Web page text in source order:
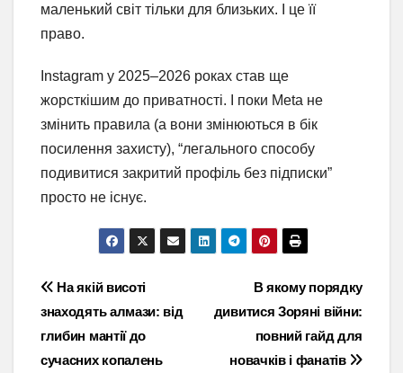
маленький світ тільки для близьких. І це її
право.
Instagram у 2025–2026 роках став ще
жорсткішим до приватності. І поки Meta не
змінить правила (а вони змінюються в бік
посилення захисту), “легального способу
подивитися закритий профіль без підписки”
просто не існує.
Навігація
записів
В якому порядку
дивитися Зоряні війни:
повний гайд для
новачків і фанатів
На якій висоті
знаходять алмази: від
глибин мантії до
сучасних копалень